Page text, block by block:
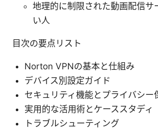
地理的に制限された動画配信サ
い人
目次の要点リスト
Norton VPNの基本と仕組み
デバイス別設定ガイド
セキュリティ機能とプライバシー
実用的な活用術とケーススタディ
トラブルシューティング